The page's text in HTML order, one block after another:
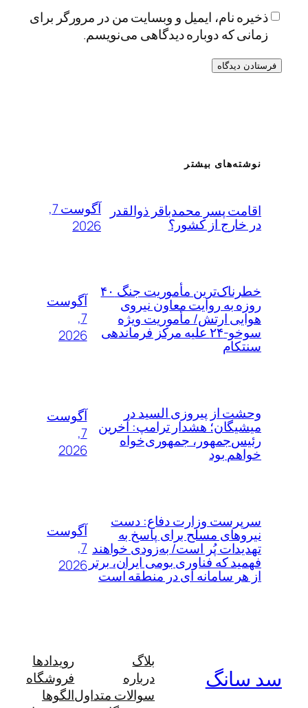
ذخیره نام، ایمیل و وبسایت من در مرورگر برای
زمانی که دوباره دیدگاهی می‌نویسم.
نوشته‌های بیشتر
اقامت پسر محمدباقر ذوالقدر
در خارج از کشور؟
آگوست 7,
2026
خطرناک‌ترین مأموریت جنگ ۴۰
روزه به روایت معاون نیروی
هوایی ارتش/ مأموریت ویژه
سوخو-۲۴ علیه مرکز فرماندهی
سنتکام
آگوست
7,
2026
وحشت از پیروزی السید در
میشیگان؛ هشدار ترامپ: آخرین
رئیس‌جمهور، جمهوری‌خواه
خواهم بود
آگوست
7,
2026
سرپرست وزارت دفاع: دست
نیروهای مسلح برای پاسخ به
تهدیدات پُر است/ به‌زودی خواهند
فهمید که فناوری بومی ایران، برتر
از هر سامانه ای در منطقه است
آگوست
7,
2026
سد سانگ
بلاگ
درباره
سوالات متداول
رویدادها
فروشگاه
الگوها